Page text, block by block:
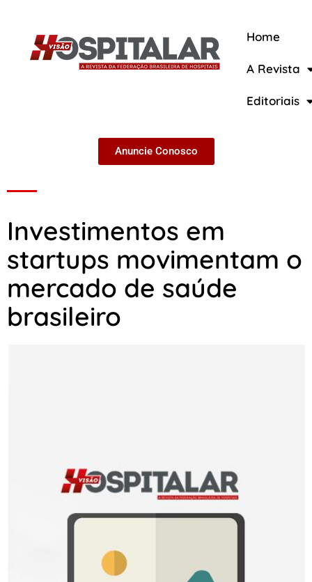
Home
A Revista
Editoriais
Anuncie Conosco
Investimentos em
startups movimentam o
mercado de saúde
brasileiro